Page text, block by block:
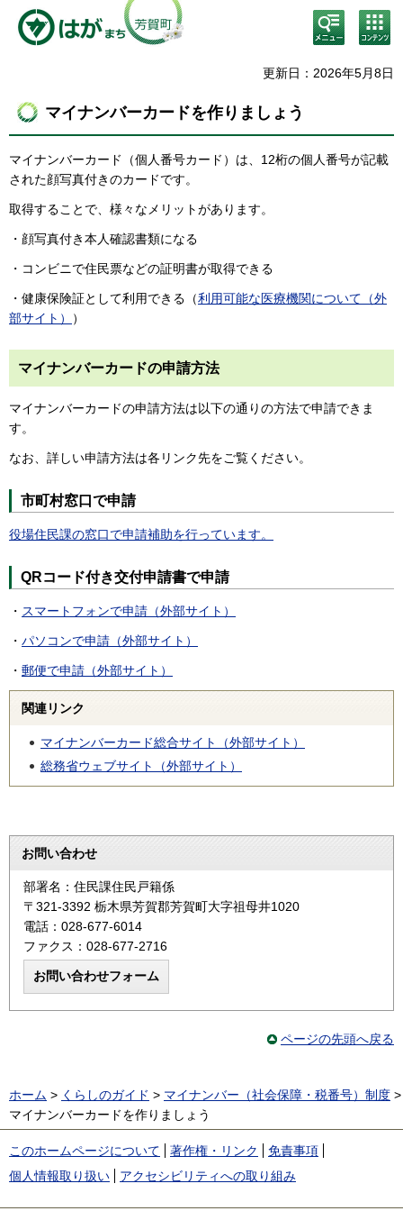
検
索・
メニ
コン
テン
ニュ
更新日：2026年5月8日
マイナンバーカードを作りましょう
マイナンバーカード（個人番号カード）は、12桁の個人番号が記載
された顔写真付きのカードです。
取得することで、様々なメリットがあります。
・顔写真付き本人確認書類になる
・コンビニで住民票などの証明書が取得できる
・健康保険証として利用できる（利用可能な医療機関について（外
部サイト）
）
マイナンバーカードの申請方法
マイナンバーカードの申請方法は以下の通りの方法で申請できま
す。
なお、詳しい申請方法は各リンク先をご覧ください。
市町村窓口で申請
役場住民課の窓口で申請補助を行っています。
QRコード付き交付申請書で申請
・ スマートフォンで申請（外部サイト）
・ パソコンで申請（外部サイト）
・ 郵便で申請（外部サイト）
関連リンク
マイナンバーカード総合サイト（外部サイト）
総務省ウェブサイト（外部サイト）
お問い合わせ
部署名：住民課住民戸籍係
〒321-3392 栃木県芳賀郡芳賀町大字祖母井1020
電話：028-677-6014
ファクス：028-677-2716
ページの先頭へ戻る
ホーム > くらしのガイド > マイナンバー（社会保障・税番号）制度 >
マイナンバーカードを作りましょう
このホームページについて 著作権・リンク
免責事項
個人情報取り扱い
アクセシビリティへの取り組み